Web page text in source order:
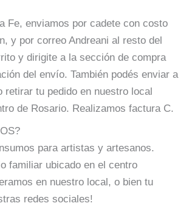
Fe, enviamos por cadete con costo
y por correo Andreani al resto del
y dirigite a la sección de compra
del envío. También podés enviar a
retirar tu pedido en nuestro local
de Rosario. Realizamos factura C.
para artistas y artesanos.
familiar ubicado en el centro
en nuestro local, o bien tu
redes sociales!